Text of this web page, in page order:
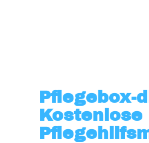
Pflegebox-
Kostenlose